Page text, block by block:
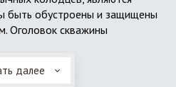
быть обустроены и защищены
Оголовок скважины
способно
далее